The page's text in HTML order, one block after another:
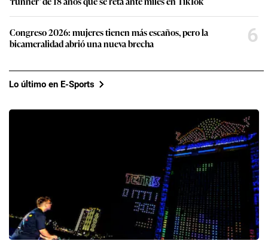
Congreso 2026: mujeres tienen más escaños, pero la
bicameralidad abrió una nueva brecha
6
Lo último en E-Sports